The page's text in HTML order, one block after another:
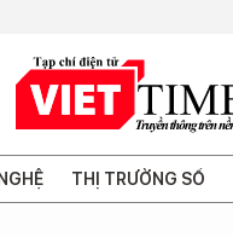
THỊ TRƯỜNG SỐ